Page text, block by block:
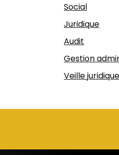
Social
Juridique
Audit
Gestion
Veille juridique